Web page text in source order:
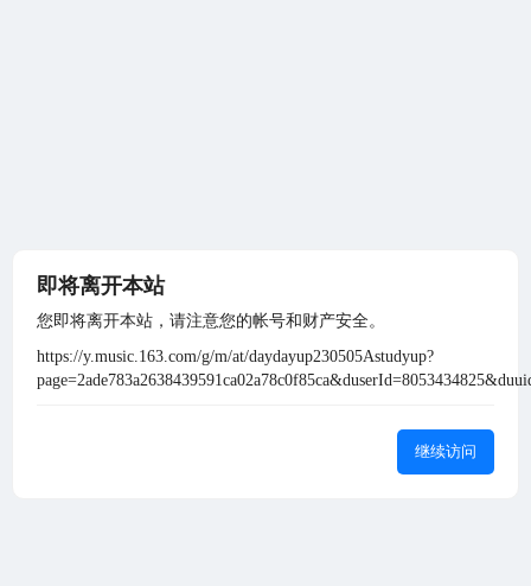
即将离开本站
您即将离开本站，请注意您的帐号和财产安全。
https://y.music.163.com/g/m/at/daydayup230505Astudyup?
继续访问